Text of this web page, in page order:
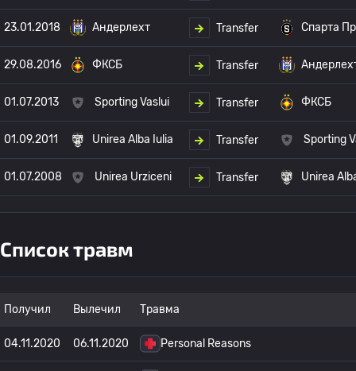
23.01.2018 Андерлехт Transfer Спарта
29.08.2016 ФКСБ Transfer
01.07.2013 Sporting Vaslui Transfer ФКСБ
01.09.2011 Unirea Alba Iulia Transfer Sporting
01.07.2008 Unirea Urziceni Transfer Unirea
Список травм
Получил Вылечил Травма
04.11.2020 06.11.2020 Personal Reasons